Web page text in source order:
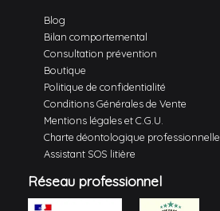
Blog
Bilan comportemental
Consultation prévention
Boutique
Politique de confidentialité
Conditions Générales de Vente
Mentions légales et C.G.U.
Charte déontologique professionnelle
Assistant SOS litière
Réseau professionnel